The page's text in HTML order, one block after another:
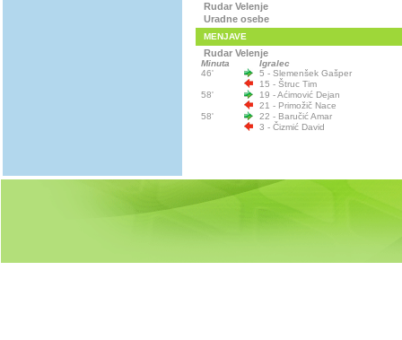
Rudar Velenje
Uradne osebe
MENJAVE
Rudar Velenje
Minuta
Igralec
46'
5 - Slemenšek Gašper
15 - Štruc Tim
58'
19 - Aćimović Dejan
21 - Primožič Nace
58'
22 - Baručić Amar
3 - Čizmić David